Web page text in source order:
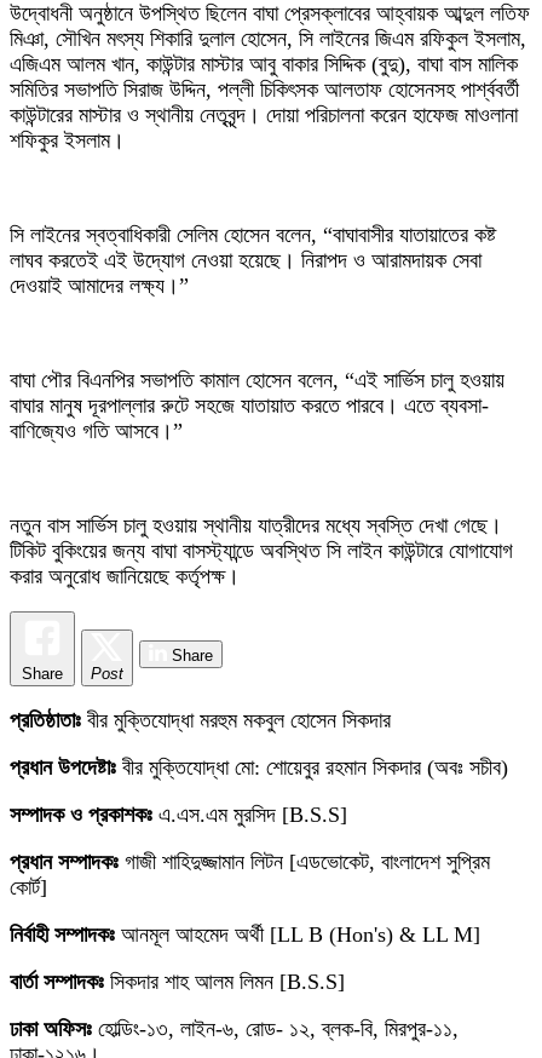
উদ্বোধনী অনুষ্ঠানে উপস্থিত ছিলেন বাঘা প্রেসক্লাবের আহ্বায়ক আব্দুল লতিফ
মিঞা, সৌখিন মৎস্য শিকারি দুলাল হোসেন, সি লাইনের জিএম রফিকুল ইসলাম,
এজিএম আলম খান, কাউন্টার মাস্টার আবু বাকার সিদ্দিক (বুদু), বাঘা বাস মালিক
সমিতির সভাপতি সিরাজ উদ্দিন, পল্লী চিকিৎসক আলতাফ হোসেনসহ পার্শ্ববর্তী
কাউন্টারের মাস্টার ও স্থানীয় নেতৃবৃন্দ। দোয়া পরিচালনা করেন হাফেজ মাওলানা
শফিকুর ইসলাম।
সি লাইনের স্বত্বাধিকারী সেলিম হোসেন বলেন, “বাঘাবাসীর যাতায়াতের কষ্ট
লাঘব করতেই এই উদ্যোগ নেওয়া হয়েছে। নিরাপদ ও আরামদায়ক সেবা
দেওয়াই আমাদের লক্ষ্য।”
বাঘা পৌর বিএনপির সভাপতি কামাল হোসেন বলেন, “এই সার্ভিস চালু হওয়ায়
বাঘার মানুষ দূরপাল্লার রুটে সহজে যাতায়াত করতে পারবে। এতে ব্যবসা-
বাণিজ্যেও গতি আসবে।”
নতুন বাস সার্ভিস চালু হওয়ায় স্থানীয় যাত্রীদের মধ্যে স্বস্তি দেখা গেছে।
টিকিট বুকিংয়ের জন্য বাঘা বাসস্ট্যান্ডে অবস্থিত সি লাইন কাউন্টারে যোগাযোগ
করার অনুরোধ জানিয়েছে কর্তৃপক্ষ।
Share Post
Share
প্রতিষ্ঠাতাঃ বীর মুক্তিযোদ্ধা মরহুম মকবুল হোসেন সিকদার
প্রধান উপদেষ্টাঃ বীর মুক্তিযোদ্ধা মো: শোয়েবুর রহমান সিকদার (অবঃ সচীব)
সম্পাদক ও প্রকাশকঃ এ.এস.এম মুরসিদ [B.S.S]
প্রধান সম্পাদকঃ গাজী শাহিদুজ্জামান লিটন [এডভোকেট, বাংলাদেশ সুপ্রিম
কোর্ট]
নির্বাহী সম্পাদকঃ আনমূল আহমেদ অর্থী [LL B (Hon's) & LL M]
বার্তা সম্পাদকঃ সিকদার শাহ আলম লিমন [B.S.S]
ঢাকা অফিসঃ হোল্ডিং-১৩, লাইন-৬, রোড- ১২, ব্লক-বি, মিরপুর-১১,